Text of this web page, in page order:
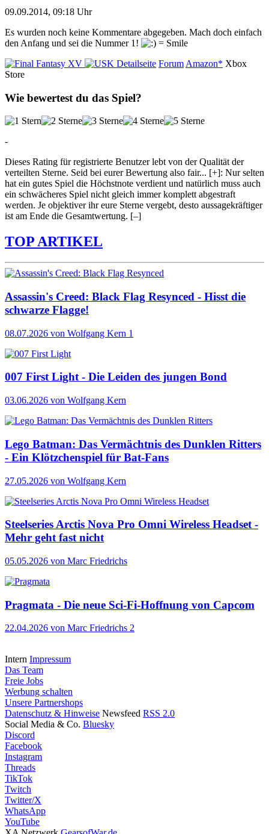
09.09.2014, 09:18 Uhr
Es wurden noch keine Kommentare abgegeben. Mach doch einfach
den Anfang und sei die Nummer 1!
Detailseite Forum Amazon* Xbox
Store
Wie bewertest du das Spiel?
-
Dieses Rating für registrierte Benutzer lebt von der Qualität der
verteilten Sterne. Seid bei eurer Bewertung also fair... [+]: Nur selten
hat ein gutes Spiel die Höchstnote verdient und natürlich muss auch
ein schwächeres Spiel nicht gleich immer komplett abgestraft
werden. Je objektiver ihr eure Sterne vergebt, desto aussagekräftiger
ist am Ende die Gesamtwertung. [–]
TOP ARTIKEL
Assassin's Creed: Black Flag Resynced - Hisst die
schwarze Flagge!
08.07.2026 von Wolfgang Kern 1
007 First Light - Die Leiden des jungen Bond
03.06.2026 von Wolfgang Kern
Lego Batman: Das Vermächtnis des Dunklen Ritters
- Ein Klötzchenspiel für Bat-Fans
27.05.2026 von Wolfgang Kern
Steelseries Arctis Nova Pro Omni Wireless Headset -
Mehr geht fast nicht
05.05.2026 von Marc Friedrichs
Pragmata - Die neue Sci-Fi-Hoffnung von Capcom
22.04.2026 von Marc Friedrichs 2
Intern Impressum
Das Team
Freie Jobs
Werbung schalten
Unsere Partnershops
Datenschutz & Hinweise Newsfeed RSS 2.0
Social Media & Co. Bluesky
Discord
Facebook
Instagram
Threads
TikTok
Twitch
Twitter/X
WhatsApp
YouTube